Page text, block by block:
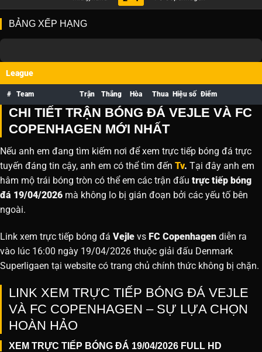
BẢNG XẾP HẠNG
League
# Team Trận Thắng Hòa Thua Hiệu số Điểm
CHI TIẾT TRẬN BÓNG ĐÁ VEJLE VÀ FC
COPENHAGEN MỚI NHẤT
Nếu anh em đang tìm kiếm nơi để xem trực tiếp bóng đá trực
tuyến đáng tin cậy, anh em có thể tìm đến Tv. Tại đây anh em
hâm mộ trái bóng tròn có thể em các trận đấu trực tiếp bóng
đá 19/04/2026 mà không lo bị gián đoạn bởi các yếu tố bên
ngoài.
Link xem trực tiếp bóng đá Vejle vs FC Copenhagen diễn ra
vào lúc 16:00 ngày 19/04/2026 thuộc giải đấu Denmark
Superligaen tại website có trang chủ chính thức không bị chặn.
LINK XEM TRỰC TIẾP BÓNG ĐÁ VEJLE
VÀ FC COPENHAGEN – SỰ LỰA CHỌN
HOÀN HẢO
XEM TRỰC TIẾP BÓNG ĐÁ 19/04/2026 FULL HD